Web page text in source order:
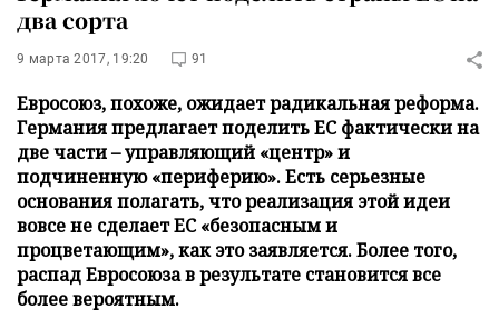
два сорта
9 марта 2017, 19:20 91
Евросоюз, похоже, ожидает радикальная реформа.
Германия предлагает поделить ЕС фактически на
две части – управляющий «центр» и
подчиненную «периферию». Есть серьезные
основания полагать, что реализация этой идеи
вовсе не сделает ЕС «безопасным и
процветающим», как это заявляется. Более того,
распад Евросоюза в результате становится все
более вероятным.